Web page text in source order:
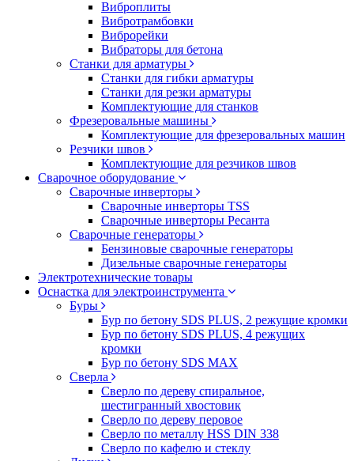
Виброплиты
Вибротрамбовки
Виброрейки
Вибраторы для бетона
Станки для арматуры
Станки для гибки арматуры
Станки для резки арматуры
Комплектующие для станков
Фрезеровальные машины
Комплектующие для фрезеровальных машин
Резчики швов
Комплектующие для резчиков швов
Сварочное оборудование
Сварочные инверторы
Сварочные инверторы TSS
Сварочные инверторы Ресанта
Сварочные генераторы
Бензиновые сварочные генераторы
Дизельные сварочные генераторы
Электротехнические товары
Оснастка для электроинструмента
Буры
Бур по бетону SDS PLUS, 2 режущие кромки
Бур по бетону SDS PLUS, 4 режущих
кромки
Бур по бетону SDS MAX
Сверла
Сверло по дереву спиральное,
шестигранный хвостовик
Сверло по дереву перовое
Сверло по металлу HSS DIN 338
Сверло по кафелю и стеклу